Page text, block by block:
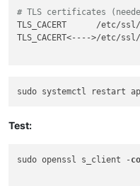
# TLS certificates
TLS_CACERT      /etc/
TLS_CACERT<---->/etc/
Test:
sudo openssl s_client -